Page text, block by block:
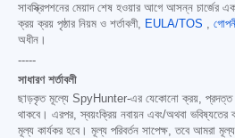
সাবস্ক্রিপশনের মেয়াদ শেষ হওয়ার আগে আসন্ন চার্জের
ক্রয় ক্রয় পৃষ্ঠার নিয়ম ও শর্তাবলী,
EULA/TOS
অধীন।
-----
সাধারণ শর্তাবলী
ছাড়কৃত মূল্যে SpyHunter-এর যেকোনো ক্রয়, প্রদত্ত
থাকবে। এরপর, স্বয়ংক্রিয় নবায়ন এবং/অথবা
মূল্য কার্যকর হবে। মূল্য পরিবর্তন সাপেক্ষ, তবে আমরা